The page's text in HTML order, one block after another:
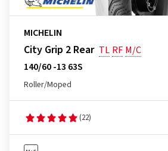
MICHELIN
City Grip 2 Rear TL RF M/C
140/60 -13 63S
Roller/Moped
(22)